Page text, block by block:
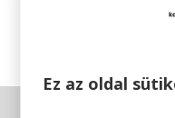
Ez az oldal